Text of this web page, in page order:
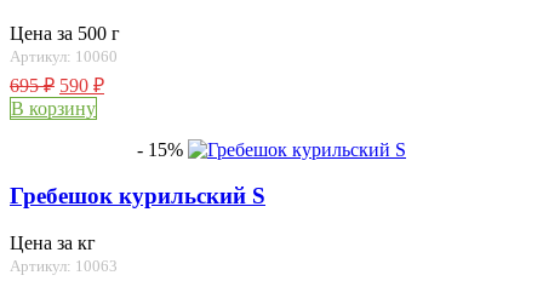
Цена за 500 г
Артикул: 10060
695₽ 590 ₽
В корзину
- 15%
Гребешок курильский S
Цена за кг
Артикул: 10063